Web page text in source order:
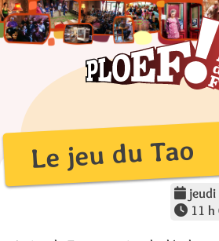
Skip
to
content
PLOEF!
Le jeu du Tao
11